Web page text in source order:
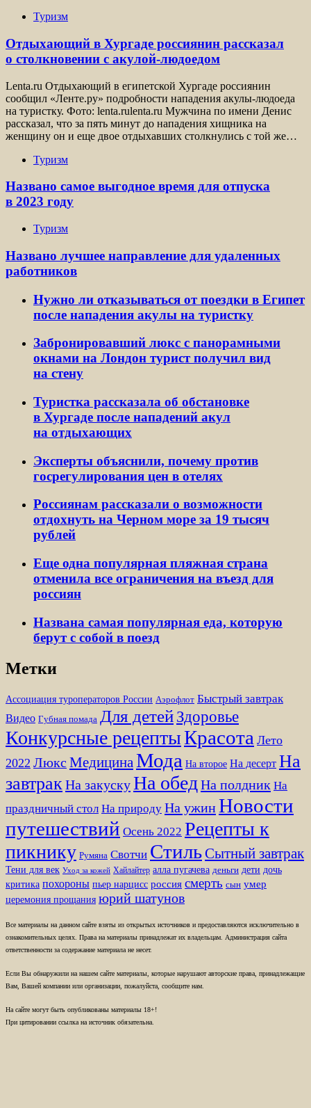
Туризм
Отдыхающий в Хургаде россиянин рассказал
о столкновении с акулой-людоедом
Lenta.ru Отдыхающий в египетской Хургаде россиянин
сообщил «Ленте.ру» подробности нападения акулы-людоеда
на туристку. Фото: lenta.rulenta.ru Мужчина по имени Денис
рассказал, что за пять минут до нападения хищника на
женщину он и еще двое отдыхавших столкнулись с той же…
Туризм
Названо самое выгодное время для отпуска
в 2023 году
Туризм
Названо лучшее направление для удаленных
работников
Нужно ли отказываться от поездки в Египет
после нападения акулы на туристку
Забронировавший люкс с панорамными
окнами на Лондон турист получил вид
на стену
Туристка рассказала об обстановке
в Хургаде после нападений акул
на отдыхающих
Эксперты объяснили, почему против
госрегулирования цен в отелях
Россиянам рассказали о возможности
отдохнуть на Черном море за 19 тысяч
рублей
Еще одна популярная пляжная страна
отменила все ограничения на въезд для
россиян
Названа самая популярная еда, которую
берут с собой в поезд
Метки
Ассоциация туроператоров России Аэрофлот Быстрый завтрак
Видео Губная помада Для детейЗдоровье
Конкурсные рецептыКрасота Лето
2022 Люкс Медицина Мода На второе На десерт На
завтрак На закускуНа обедНа полдник На
праздничный стол На природу На ужинНовости
путешествий Осень 2022 Рецепты к
пикнику Румяна Свотчи СтильСытный завтрак
Тени для век Уход за кожей Хайлайтер алла пугачева деньги дети дочь
критика похороны пьер нарцисс россия смерть сын умер
церемония прощания юрий шатунов
Все материалы на данном сайте взяты из открытых источников и предоставляются исключительно в
ознакомительных целях. Права на материалы принадлежат их владельцам. Администрация сайта
ответственности за содержание материала не несет.
Если Вы обнаружили на нашем сайте материалы, которые нарушают авторские права, принадлежащие
Вам, Вашей компании или организации, пожалуйста, сообщите нам.
На сайте могут быть опубликованы материалы 18+!
При цитировании ссылка на источник обязательна.